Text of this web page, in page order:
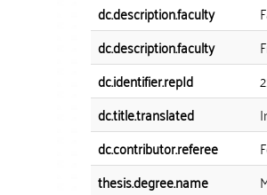
dc.description.faculty
dc.description.faculty
dc.identifier.repId
dc.title.translated
dc.contributor.referee
thesis.degree.name